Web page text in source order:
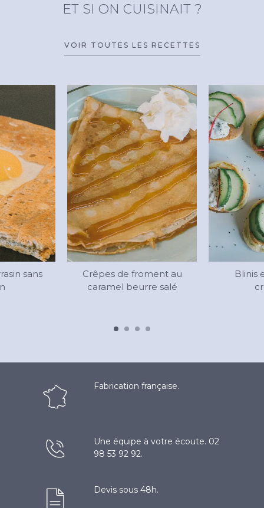
ET SI ON CUISINAIT ?
VOIR TOUTES LES RECETTES
sans
Crêpes de froment au
caramel beurre salé
Blinis
Fabrication française.
Une équipe à votre écoute. 02
98 53 92 92.
Devis sous 48h.